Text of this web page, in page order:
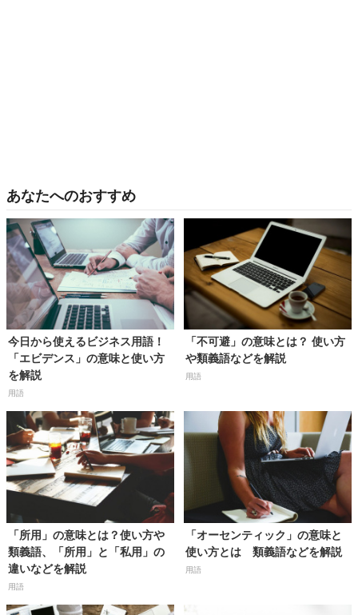
あなたへのおすすめ
今日から使えるビジネス用語！
「エビデンス」の意味と使い方
を解説
用語
「不可避」の意味とは？ 使い方
や類義語などを解説
用語
「所用」の意味とは？使い方や
類義語、「所用」と「私用」の
違いなどを解説
用語
「オーセンティック」の意味と
使い方とは 類義語などを解説
用語